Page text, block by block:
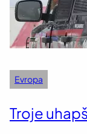
Evropa
Troje